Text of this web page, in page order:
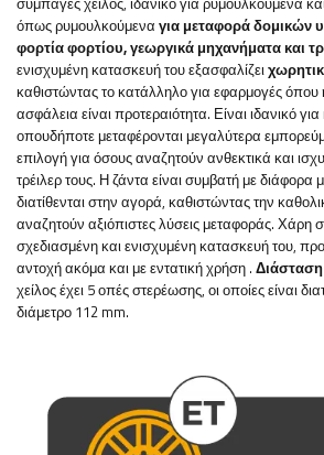
όπως ρυμουλκούμενα για μεταφορά δομικών
φορτία φορτίου, γεωργικά μηχανήματα και
ενισχυμένη κατασκευή του εξασφαλίζει
καθιστώντας το κατάλληλο για εφαρμογές όπου
ασφάλεια είναι προτεραιότητα. Είναιιδανικό
οπουδήποτε μεταφέρονται μεγαλύτερα
επιλογή για όσους αναζητούν ανθεκτικά και
τρέιλερ τους. Η ζάντα είναι συμβατή με
διατίθενται στην αγορά, καθιστώντας την
αναζητούν αξιόπιστες λύσεις μεταφοράς. Χάρη
σχεδιασμένη και ενισχυμένη κατασκευή του,
αντοχή ακόμα και με εντατική χρήση .
χείλος έχει 5 οπές στερέωσης, οι οποίες είναι
διάμετρο 112 mm.